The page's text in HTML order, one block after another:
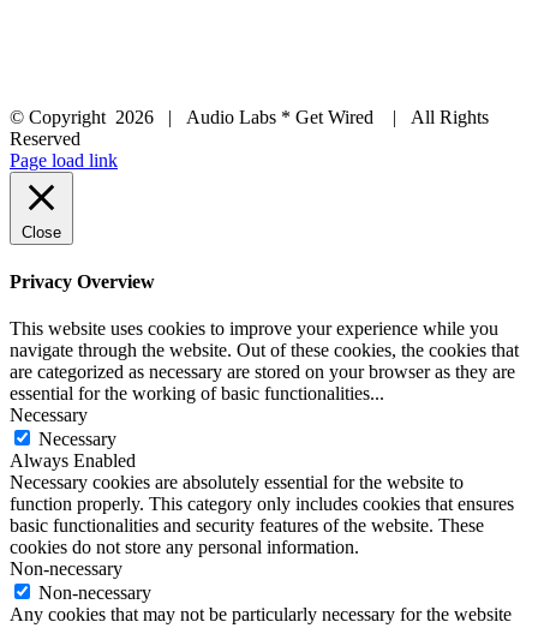
© Copyright 2026 | Audio Labs * Get Wired | All Rights
Reserved
Facebook
Instagram
YouTube
LinkedIn
X
Page load link
Close
Privacy Overview
This website uses cookies to improve your experience while you
navigate through the website. Out of these cookies, the cookies that
are categorized as necessary are stored on your browser as they are
essential for the working of basic functionalities...
Necessary
Necessary
Always Enabled
Necessary cookies are absolutely essential for the website to
function properly. This category only includes cookies that ensures
basic functionalities and security features of the website. These
cookies do not store any personal information.
Non-necessary
Non-necessary
Any cookies that may not be particularly necessary for the website